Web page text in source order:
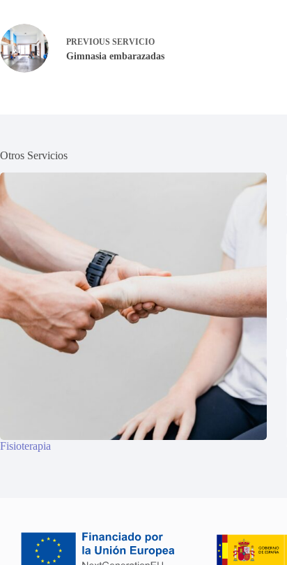
PREVIOUS SERVICIO
Gimnasia embarazadas
Otros Servicios
Fisioterapia